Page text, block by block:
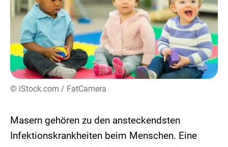
© iStock.com / FatCamera
Masern gehören zu den ansteckendsten
Infektionskrankheiten beim Menschen. Eine